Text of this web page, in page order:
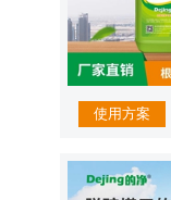
使用方案